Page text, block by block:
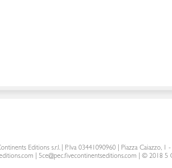
Editions s.r.l.| P. Iva 03441090960 | Piazza Caiazzo, 1
5ce@pec.fivecontinentseditions.com | © 2018 5